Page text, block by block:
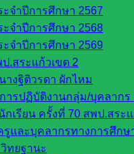
จำปีการศึกษา 2567
จำปีการศึกษา 2568
จำปีการศึกษา 2569
.สระแก้วเขต 2
งฐิติวรดา ผักไหม
รปฏิบัติงานกลุ่ม/บุคลากร
เรียน ครั้งที่ 70 สพป.สระแ
และบุคลากรทางการศึก
ทยฐานะ